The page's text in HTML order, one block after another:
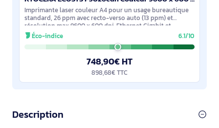
Imprimante laser couleur A4 pour un usage bureautique
standard, 26 ppm avec recto-verso auto (13 ppm) et
résolution max 9600 x 600 dpi. Ethernet Gigabit et
impression mobile (AirPrint, Google Cloud
Éco-indice 6.1/10
748,90€ HT
898,68€ TTC
Description